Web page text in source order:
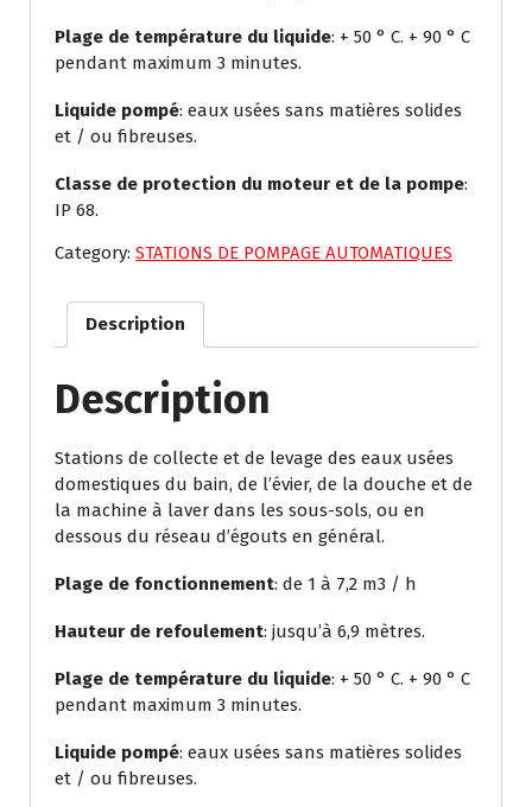
Plage de température du liquide: + 50 ° C. + 90 ° C
pendant maximum 3 minutes.
Liquide pompé: eaux usées sans matières solides
et / ou fibreuses.
Classe de protection du moteur et de la pompe:
IP 68.
Category: STATIONS DE POMPAGE AUTOMATIQUES
Description
Description
Stations de collecte et de levage des eaux usées
domestiques du bain, de l’évier, de la douche et de
la machine à laver dans les sous-sols, ou en
dessous du réseau d’égouts en général.
Plage de fonctionnement: de 1 à 7,2 m3 / h
Hauteur de refoulement: jusqu’à 6,9 mètres.
Plage de température du liquide: + 50 ° C. + 90 ° C
pendant maximum 3 minutes.
Liquide pompé: eaux usées sans matières solides
et / ou fibreuses.